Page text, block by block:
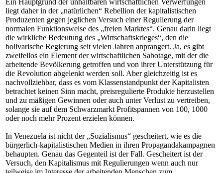
Ein Hauptgrund der unhaltbaren wirtschaftlichen Verwerfungen
liegt daher in der „natürlichen“ Rebellion der kapitalistischen
Produzenten gegen jeglichen Versuch einer Regulierung der
normalen Funktionsweise des „freien Marktes“. Genau darin liegt
die wirkliche Bedeutung des „Wirtschaftskrieges“, den die
bolivarische Regierung seit vielen Jahren anprangert. Ja, es gibt
zweifellos ein Element der wirtschaftlichen Sabotage, mit der die
arbeitende Bevölkerung getroffen und von ihrer Unterstützung für
die Revolution abgelenkt werden soll. Aber gleichzeitig ist es
nachvollziehbar, dass es vom Klassenstandpunkt der Kapitalisten
betrachtet keinen Sinn macht, preisregulierte Produkte herzustellen
und zu mäßigen Gewinnen oder auch unter Verlust zu vertreiben,
solange sie auf dem Schwarzmarkt Profitspannen von 100, 1000
oder noch mehr Prozent erzielen können.
In Venezuela ist nicht der „Sozialismus“ gescheitert, wie es die
bürgerlich-kapitalistischen Medien in ihren Propagandakampagnen
behaupten. Genau das Gegenteil ist der Fall. Gescheitert ist der
Versuch, den Kapitalismus mit Regulierungen wenn auch nur